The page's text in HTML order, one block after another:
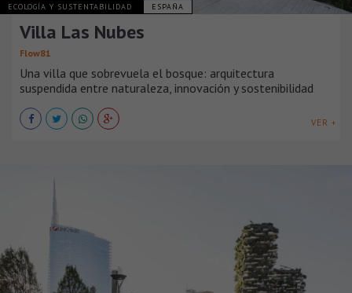
ECOLOGÍA Y SUSTENTABILIDAD ESPAÑA
Villa Las Nubes
Flow81
Una villa que sobrevuela el bosque: arquitectura
suspendida entre naturaleza, innovación y sostenibilidad
VER +